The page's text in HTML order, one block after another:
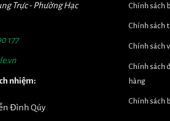
Trực - Phường Hạc
177
nhiệm:
Đình Qúy
Chính sách
Chính sách
Chính sách
Chính sách
hàng
Chính sách